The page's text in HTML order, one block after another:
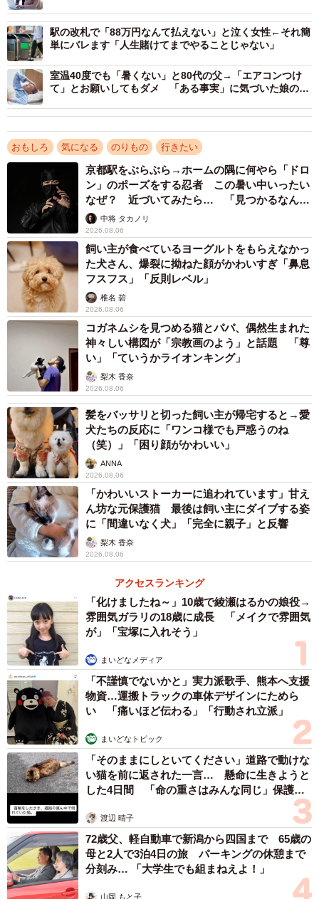
2/2
東京から移動に時間のかかる地域とは？
ーーこのテーマに興味を持った経緯は？
いつかいちくん：以前からこの類の地図は作成してきてま
すが、都道府県縛りではなく県を跨いだ地域による地図は
まだ作成していなかったので、新たな試みとして東京から
時間が特にかかる地域で今回作成してみました。
ーー結果をご覧になって。
いつかいちくん：今回はYahooさんの東京駅からの到達所
要時間のMAPを用いて、青色で示されている東京から9時間
以上かかるエリアを丸で囲みました。
その結果、ざっくりですが北海道で言えばオホーツク海側
の一部、襟裳岬付近、積丹半島、本州で言えば三陸地域、
奈良県和歌山県三重県の3県境付近、四国は室戸岬、足摺岬
周辺、九州は大隅半島、島嶼部では沖縄県本島北部、隠岐
の西ノ島、また同じ東京都で小笠原諸島や青ヶ島などが挙
げられます。いずれの地域も空港が近くに立地していない
空港空白地帯で、大小空港が数多くある日本でも、これだ
け空白地帯があることを認識させられる地図となりまし
た。
ーー投稿に大きな反響がありました。
いつかいちくん：言われてみれば確かにというご意見が多
く、特に紀伊山地や北海道のオホーツク海側、積丹半島は
空港からも遠いなどの意見が多くありました。逆に東京か
らであれば丸以外の地域へは飛行機or新幹線でダイレクト
にアクセス出来るので、東京は便利との意見もありまし
た。日本の交通網はシームレスに機能している事を実感し
たとともに、その先の空白地帯への2次交通が整備されれば
丸で囲んだ地域の面積も縮小されるのではないかと感じま
した。
◇ ◇
SNSユーザー達から
「紀伊半島のこのエリアはまじで未開の地 関西人ですら足
を踏み入れない」
「たしかに。 余市とか、また訪れてウニ丼食いたいけれど
今はムリです」
駅の改札で「88万円なんて払えない」と泣く女性←それ簡
単にバレます「人生賭けてまでやることじゃない」
室温40度でも「暑くない」と80代の父→「エアコンつけ
て」とお願いしてもダメ 「ある事実」に気づいた娘の熱
おもしろ 気になる のりもの 行きたい
京都駅をぶらぶら→ホームの隅に何やら「ドロ
ン」のポーズをする忍者 この暑い中いったい
なぜ？ 近づいてみたら… 「見つかるなんて
未熟」中将 タカノリ
2026.08.06
飼い主が食べているヨーグルトをもらえなかっ
た犬さん、爆裂に拗ねた顔がかわいすぎ「鼻息
フスフス」「反則レベル」
椎名 碧
2026.08.06
コガネムシを見つめる猫とパパ、偶然生まれた
神々しい構図が「宗教画のよう」と話題 「尊
い」「ていうかライオンキング」
梨木 香奈
2026.08.06
髪をバッサリと切った飼い主が帰宅すると→愛
犬たちの反応に「ワンコ様でも戸惑うのね
（笑）」「困り顔がかわいい」
ANNA
2026.08.06
「かわいいストーカーに追われています」甘え
ん坊な元保護猫 最後は飼い主にダイブする姿
に「間違いなく犬」「完全に親子」と反響
梨木 香奈
2026.08.06
アクセスランキング
「化けましたね～」10歳で綾瀬はるかの娘役→
雰囲気ガラリの18歳に成長 「メイクで雰囲気
が」「宝塚に入れそう」
まいどなメディア
「不謹慎でないかと」実力派歌手、熊本へ支援
物資…運搬トラックの車体デザインにためら
い 「痛いほど伝わる」「行動され立派」
まいどなトピック
「そのままにしといてください」道路で動けな
い猫を前に返された一言… 懸命に生きようと
した4日間 「命の重さはみんな同じ」保護団
渡辺 晴子
72歳父、軽自動車で新潟から四国まで 65歳の
母と2人で3泊4日の旅 パーキングの休憩まで
分刻み… 「大学生でも組まねえよ！」
山岡 もと子